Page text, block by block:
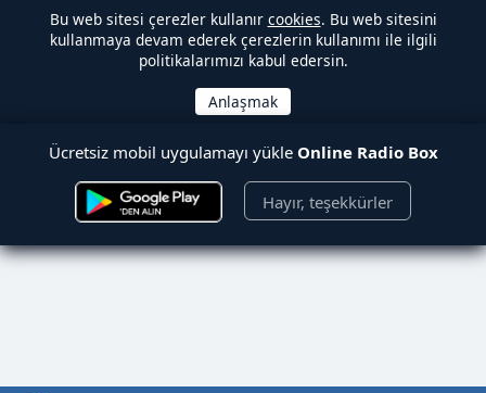
Bu web sitesi çerezler kullanır cookies. Bu web sitesini
kullanmaya devam ederek çerezlerin kullanımı ile ilgili
politikalarımızı kabul edersin.
Ücretsiz mobil uygulamayı yükle Online Radio Box
Hayır, teşekkürler